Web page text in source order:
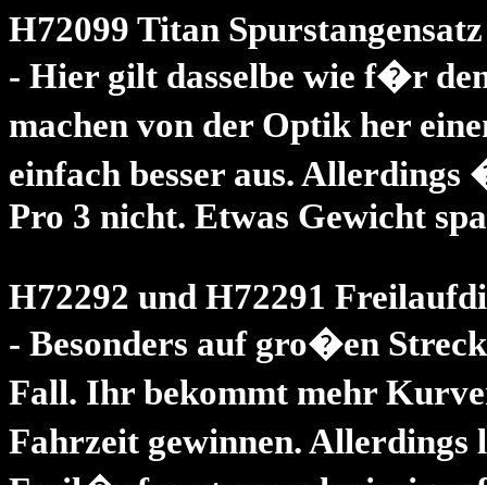
H72099 Titan Spurstangensatz
- Hier gilt dasselbe wie f�r
machen von der Optik her
einfach besser aus.
Pro 3 nicht. Etwas Gewicht
H72292 und H72291
- Besonders auf gro�en
Fall. Ihr bekommt mehr
Fahrzeit gewinnen.